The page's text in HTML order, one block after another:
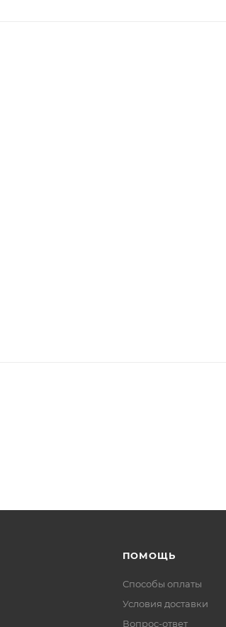
ПОМОЩЬ
Способы оплаты
Условия доставки
Вопрос-ответ